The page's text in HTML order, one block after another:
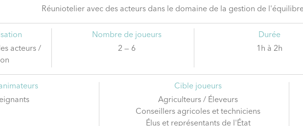
Réuniotelier avec des acteurs dans le domaine de la gestion de
acteurs /
Nombre de joueurs
2 — 6
Durée
1h à 2h
Cible joueurs
Agriculteurs / Éleveurs
Conseillers agricoles et techniciens
Élus et représentants de l'État